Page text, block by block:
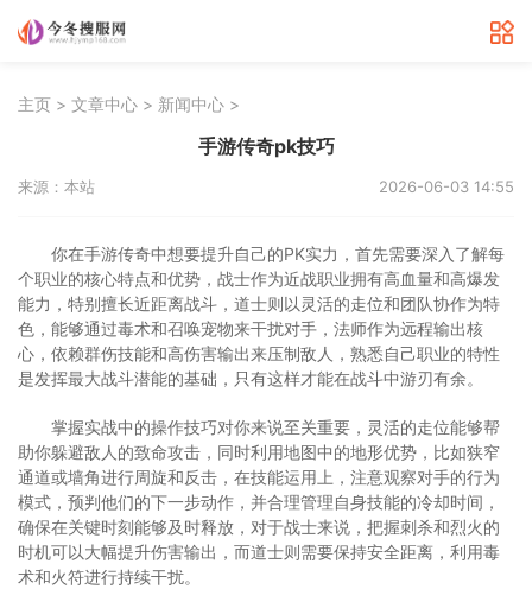
主页 > 文章中心 > 新闻中心 >
手游传奇pk技巧
来源：本站 2026-06-03 14:55
你在手游传奇中想要提升自己的PK实力，首先需要深入了解每
个职业的核心特点和优势，战士作为近战职业拥有高血量和高爆发
能力，特别擅长近距离战斗，道士则以灵活的走位和团队协作为特
色，能够通过毒术和召唤宠物来干扰对手，法师作为远程输出核
心，依赖群伤技能和高伤害输出来压制敌人，熟悉自己职业的特性
是发挥最大战斗潜能的基础，只有这样才能在战斗中游刃有余。
掌握实战中的操作技巧对你来说至关重要，灵活的走位能够帮
助你躲避敌人的致命攻击，同时利用地图中的地形优势，比如狭窄
通道或墙角进行周旋和反击，在技能运用上，注意观察对手的行为
模式，预判他们的下一步动作，并合理管理自身技能的冷却时间，
确保在关键时刻能够及时释放，对于战士来说，把握刺杀和烈火的
时机可以大幅提升伤害输出，而道士则需要保持安全距离，利用毒
术和火符进行持续干扰。